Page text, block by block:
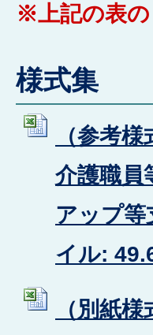
※上記の表の
様式集
（参考
介護職員
アップ等
イル:
（別紙